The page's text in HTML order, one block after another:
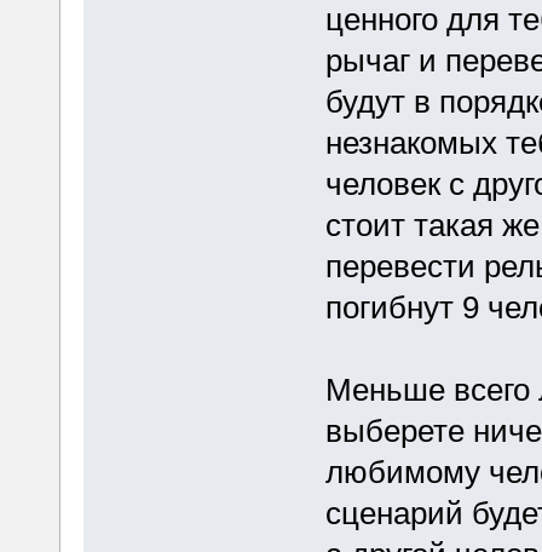
ценного для
рычаг и
будут в
незнакомых
человек с
стоит такая
перевести
погибнут 9
Меньше всего
выберете
любимому
сценарий